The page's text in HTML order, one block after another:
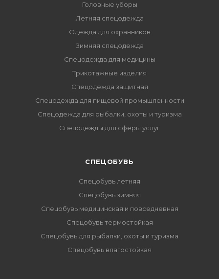
Головные уборы
Летняя спецодежда
Одежда для охранников
Зимняя спецодежда
Спецодежда для медицины
Трикотажные изделия
Спецодежда защитная
Спецодежда для пищевой промышленности
Спецодежда для рыбалки, охоты и туризма
Спецодежды для сферы услуг
CПЕЦОБУВЬ
Спецобувь летняя
Спецобувь зимняя
Спецобувь медицинская и повседневная
Спецобувь термостойкая
Спецобувь для рыбалки, охоты и туризма
Спецобувь влагостойкая